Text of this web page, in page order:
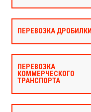
ПЕРЕВОЗКА ДРОБИЛКИ
ПЕРЕВОЗКА
КОММЕРЧЕСКОГО
ТРАНСПОРТА